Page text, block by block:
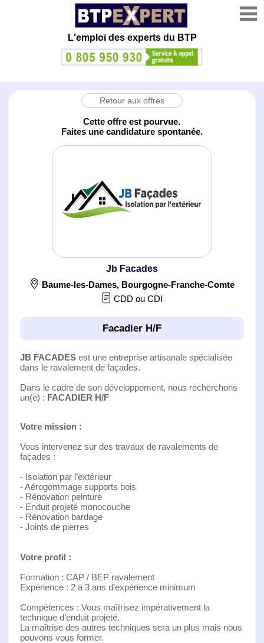
L'emploi des experts du BTP
Retour aux offres
Cette offre est pourvue.
Faites une candidature spontanée.
Jb Facades
Baume-les-Dames, Bourgogne-Franche-Comte
CDD ou CDI
Facadier H/F
JB FACADESest une entreprise artisanale spécialisée
dans le ravalement de façades.
Dans le cadre de son développement, nous recherchons
un(e) : FACADIER H/F
Votre mission :
Vous intervenez sur des travaux de ravalements de
façades :
- Isolation par l’extérieur
- Aérogommage supports bois
- Rénovation peinture
- Enduit projeté monocouche
- Rénovation bardage
- Joints de pierres
Votre profil :
Formation : CAP / BEP ravalement
Expérience : 2 à 3 ans d’expérience minimum
Compétences : Vous maîtrisez impérativement la
technique d’enduit projeté.
La maîtrise des autres techniques sera un plus mais nous
pouvons vous former.